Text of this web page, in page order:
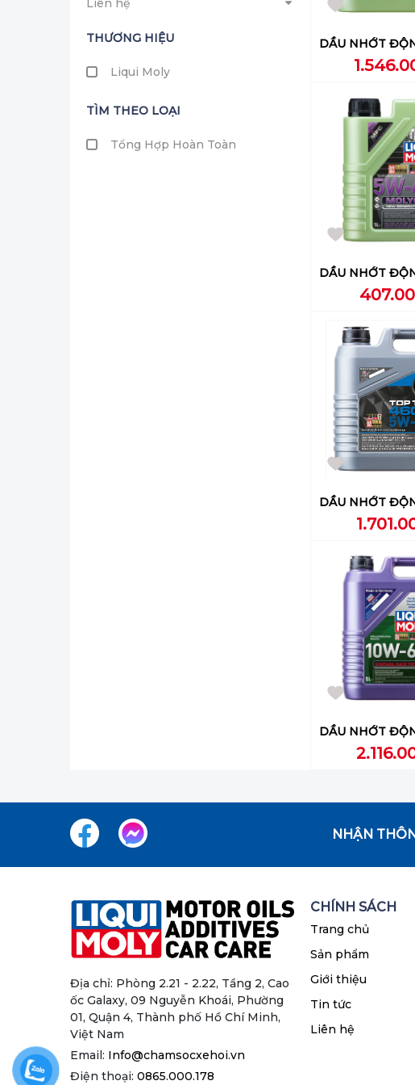
THƯƠNG HIỆU
Liqui Moly
TÌM THEO LOẠI
Tổng Hợp Hoàn Toàn
Liên hệ
NHẬN
Địa chỉ: Phòng 2.21 - 2.22, Tầng 2, Cao
ốc Galaxy, 09 Nguyễn Khoái, Phường
01, Quận 4, Thành phố Hồ Chí Minh,
Việt Nam
Email: Info@chamsocxehoi.vn
Điện thoại: 0865.000.178
CHÍNH SÁCH
Trang chủ
Sản phẩm
Giới thiệu
Tin tức
Liên hệ